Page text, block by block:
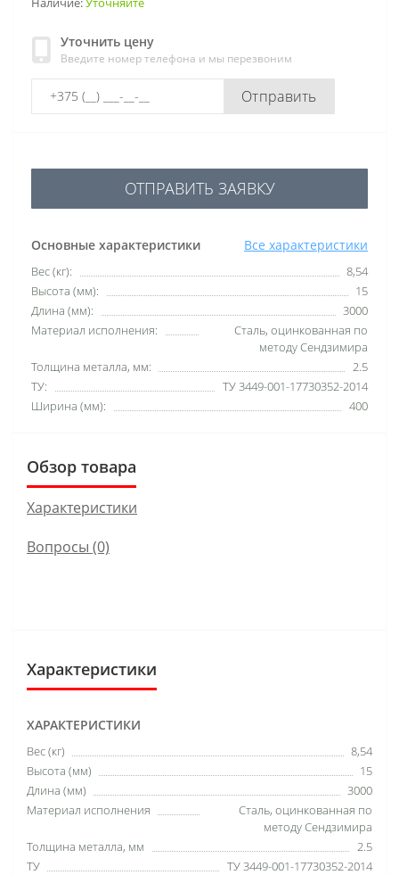
Уточнить цену
Введите номер телефона и мы перезвоним
Отправить
Основные характеристики Все характеристики
Вес (кг):
8,54
Высота (мм):
15
Длина (мм):
3000
Материал исполнения:
Сталь, оцинкованная по
методу Сендзимира
Толщина металла, мм:
2.5
ТУ:
ТУ 3449-001-17730352-2014
Ширина (мм):
400
ОТПРАВИТЬ ЗАЯВКУ
Обзор товара
Характеристики
Вопросы (0)
Характеристики
ХАРАКТЕРИСТИКИ
Вес (кг)
8,54
Высота (мм)
15
Длина (мм)
3000
Материал исполнения
Сталь, оцинкованная по
методу Сендзимира
Толщина металла, мм
2.5
ТУ
ТУ 3449-001-17730352-2014